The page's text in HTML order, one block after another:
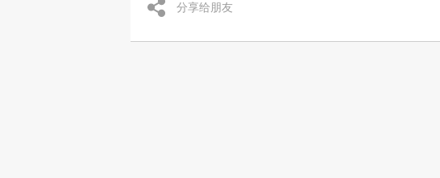
分享给朋友